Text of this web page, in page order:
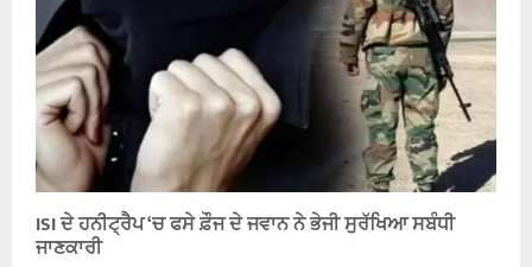
ISI ਦੇ ਹਨੀਟ੍ਰੈਪ ‘ਚ ਫਸੇ ਫ਼ੌਜ ਦੇ ਜਵਾਨ ਨੇ ਭੇਜੀ ਸੁਰੱਖਿਆ ਸਬੰਧੀ
ਜਾਣਕਾਰੀ